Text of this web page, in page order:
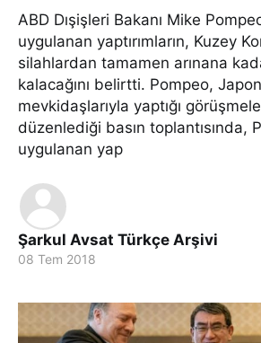
ABD Dışişleri Bakanı Mike
uygulanan yaptırımların, Kuzey
silahlardan tamamen arınana
kalacağını belirtti. Pompeo,
mevkidaşlarıyla yaptığı
düzenlediği basın toplantısında,
uygulanan yap
Şarkul Avsat Türkçe Arşivi
08 Tem 2018